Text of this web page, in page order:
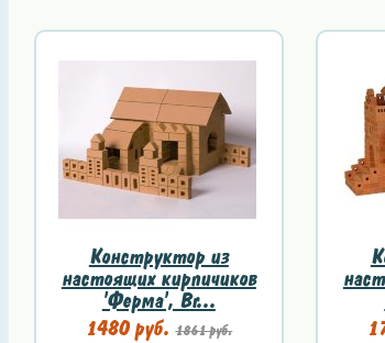
Конструктор из
настоящих кирпичиков
'Ферма', Br...
1480 руб.1861 руб.